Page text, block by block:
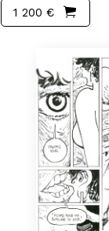
1 200 €